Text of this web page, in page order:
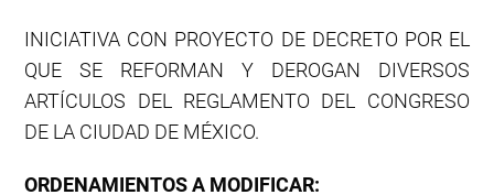
INICIATIVA CON PROYECTO DE DECRETO POR EL
QUE SE REFORMAN Y DEROGAN DIVERSOS
ARTÍCULOS DEL REGLAMENTO DEL CONGRESO
DE LA CIUDAD DE MÉXICO.
ORDENAMIENTOS A MODIFICAR: